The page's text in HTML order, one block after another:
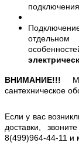
ВНИМАНИЕ!!!
сантехническое
Если у вас
доставки,
8(499)964-44-11 и